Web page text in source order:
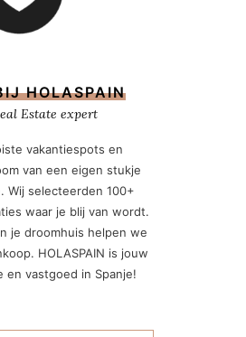
HOLASPAIN
Estate expert
vakantiespots en
van een eigen stukje
Wij selecteerden 100+
waar je blij van wordt.
je droomhuis helpen we
HOLASPAIN is jouw
en vastgoed in Spanje!